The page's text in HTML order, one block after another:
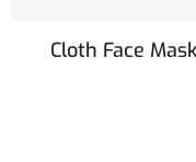
Cloth Face Mask